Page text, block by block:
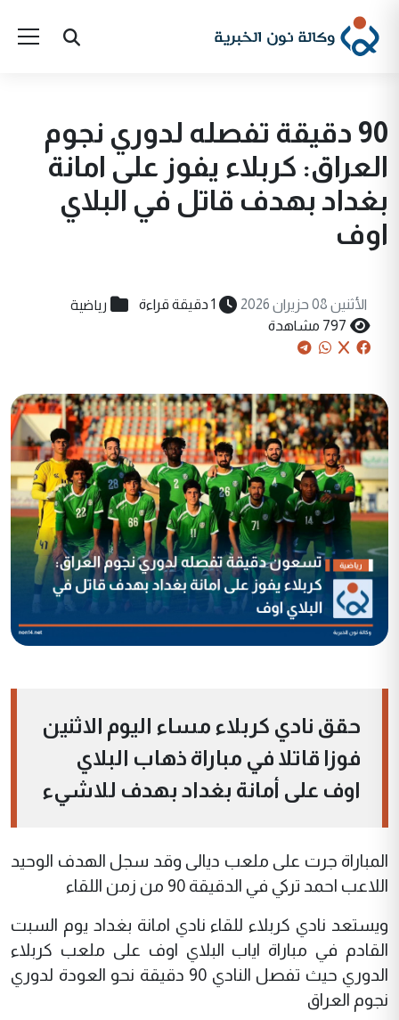
90 دقيقة تفصله لدوري نجوم
العراق: كربلاء يفوز على امانة
بغداد بهدف قاتل في البلاي
اوف
الأثنين 08 حزيران 2026 1 دقيقة قراءة رياضية
797 مشاهدة
حقق نادي كربلاء مساء اليوم الاثنين
فوزا قاتلا في مباراة ذهاب البلاي
اوف على أمانة بغداد بهدف للاشيء
المباراة جرت على ملعب ديالى وقد سجل الهدف الوحيد
اللاعب احمد تركي في الدقيقة 90 من زمن اللقاء
ويستعد نادي كربلاء للقاء نادي امانة بغداد يوم السبت
القادم في مباراة اياب البلاي اوف على ملعب كربلاء
الدوري حيث تفصل النادي 90 دقيقة نحو العودة لدوري
نجوم العراق